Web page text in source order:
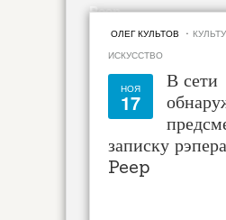
Peep
ОЛЕГ КУЛЬТОВ ·
ИСКУССТВО
НОЯ
17
В сети
записку
Peep